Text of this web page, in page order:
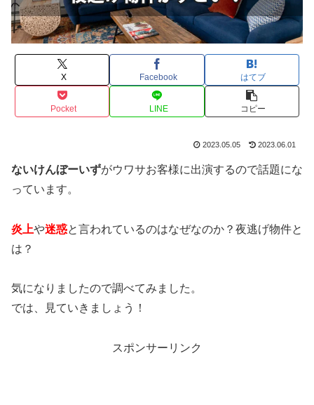
X Facebook はてブ
Pocket LINE コピー
2023.05.05 2023.06.01
ないけんぼーいずがウワサお客様に出演するので話題にな
っています。
炎上や迷惑と言われているのはなぜなのか？夜逃げ物件と
は？
気になりましたので調べてみました。
では、見ていきましょう！
スポンサーリンク